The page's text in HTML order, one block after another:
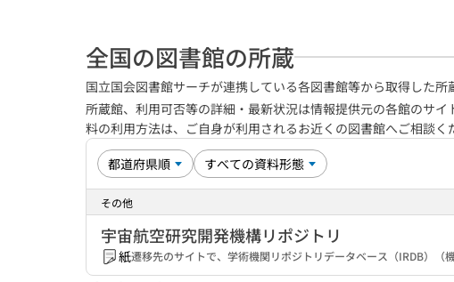
全国の図書館の所蔵
国立国会図書館サーチが連携している各図書館等から取得した所
所蔵館、利用可否等の詳細・最新状況は情報提供元の各館のサ
料の利用方法は、ご自身が利用されるお近くの図書館へご相談く
その他
宇宙航空研究開発機構リポジトリ
紙遷移先のサイトで、学術機関リポジトリデータベース（IRDB）（